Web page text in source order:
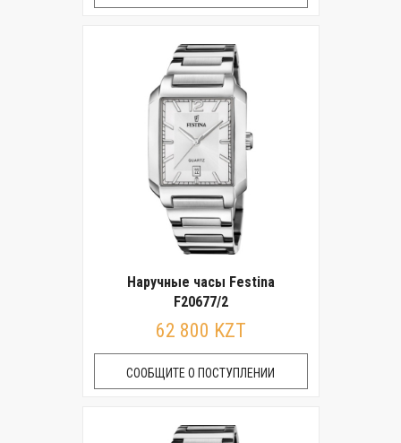
Наручные часы Festina
F20677/2
62 800 KZT
СООБЩИТЕ О ПОСТУПЛЕНИИ